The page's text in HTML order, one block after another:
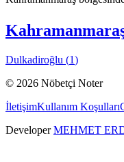
Dulkadiroğlu (1)
© 2026 Nöbetçi Noter
İletişimKullanım Koşulları
DeveloperMEHMET